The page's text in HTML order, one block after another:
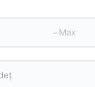
–